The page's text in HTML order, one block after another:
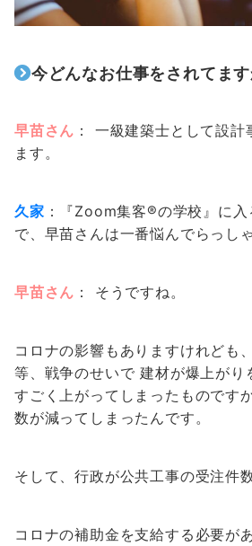
今どんなお仕事をされてま
早苗さん ： 一級建築士として設計
ます。
久家 ：『Zoom集客®の学校』に入
で、早苗さんは一番悩んでらっし
早苗さん ： そうですね。
コロナの影響もありますけれども
等、戦争のせいで 建材が爆上がり
すごく上がってしまったものです
数が減ってしまったんです。
そして、行政が公共工事の受注件
コロナの補助金を支給する必要が